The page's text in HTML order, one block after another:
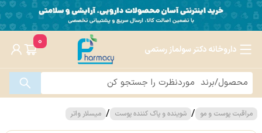
داروخانه دکتر سولماز رستمی
0
مراقبت پوست و مو / شوینده و پاک کننده پوست / میسلار واتر